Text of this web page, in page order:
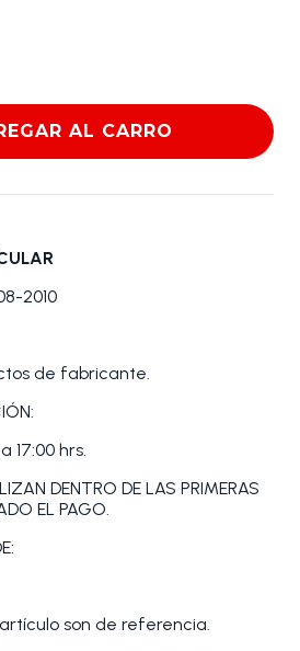
AL CARRO
2010
de fabricante.
17:00 hrs.
DENTRO DE LAS PRIMERAS
EL PAGO.
son de referencia.